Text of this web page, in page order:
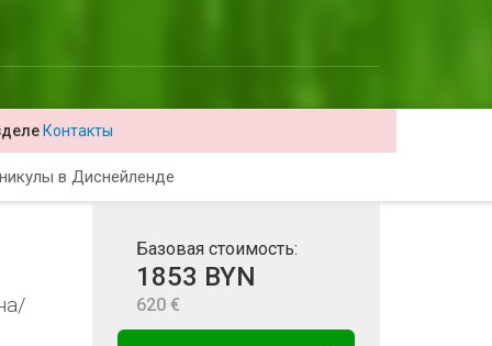
Контакты
в Диснейленде
Базовая стоимость:
1853 BYN
620 €